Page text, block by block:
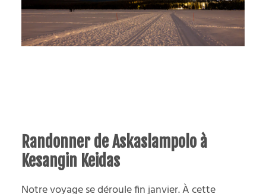
Randonner de Askaslampolo à
Kesangin Keidas
Notre voyage se déroule fin janvier. À cette